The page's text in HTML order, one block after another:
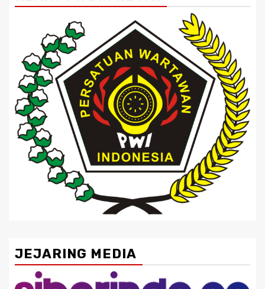
JEJARING MEDIA